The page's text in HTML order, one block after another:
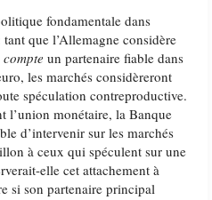
fondamentale dans
que l’Allemagne considère
un partenaire fiable dans
les marchés considèreront
spéculation contreproductive.
l’union monétaire, la Banque
d’intervenir sur les marchés
à ceux qui spéculent sur une
elle cet attachement à
si son partenaire principal